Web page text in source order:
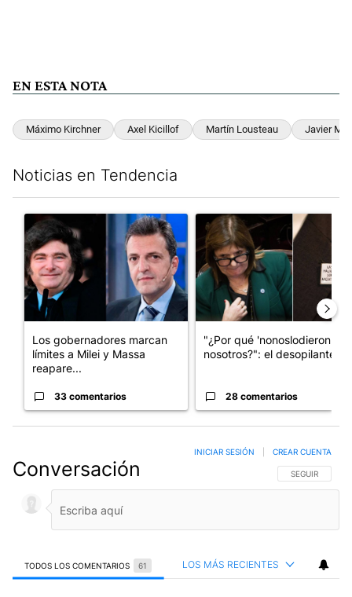
EN ESTA NOTA
Máximo Kirchner Axel Kicillof Martín Lousteau Javier
Noticias en Tendencia
Un artículo de tendencia con el título "Los gobernadores
Los gobernadores marcan
límites a Milei y Massa
reapare...
33 comentarios
Un artículo de tendencia con
"¿Por qué 'nonoslodieron' a
nosotros?": el desopilante ...
28 comentarios
Conversación SIGA ESTA
SEGUIR
INICIAR SESIÓN CREAR CUENTA
TODOS LOS COMENTARIOS 61 LOS MÁS RECIENTES